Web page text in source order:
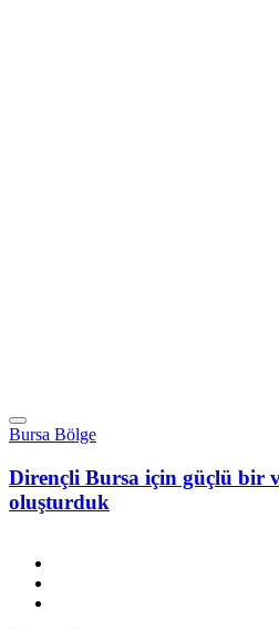
Bursa Bölge
Dirençli Bursa için güçlü bir
oluşturduk